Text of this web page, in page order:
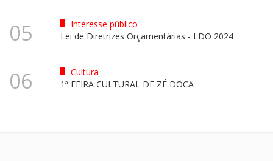
05
Interesse público
Lei de Diretrizes Orçamentárias - LDO 2024
06
Cultura
1ª FEIRA CULTURAL DE ZÉ DOCA